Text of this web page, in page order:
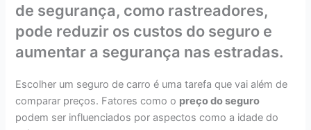
de segurança, como rastreadores,
pode reduzir os custos do seguro e
aumentar a segurança nas estradas.
Escolher um seguro de carro é uma tarefa que vai além de
comparar preços. Fatores como o preço do seguro
podem ser influenciados por aspectos como a idade do